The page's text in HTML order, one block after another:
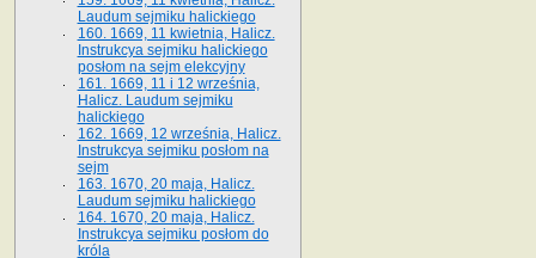
Laudum sejmiku halickiego
160. 1669, 11 kwietnia, Halicz.
Instrukcya sejmiku halickiego
posłom na sejm elekcyjny
161. 1669, 11 i 12 września,
Halicz. Laudum sejmiku
halickiego
162. 1669, 12 września, Halicz.
Instrukcya sejmiku posłom na
sejm
163. 1670, 20 maja, Halicz.
Laudum sejmiku halickiego
164. 1670, 20 maja, Halicz.
Instrukcya sejmiku posłom do
króla